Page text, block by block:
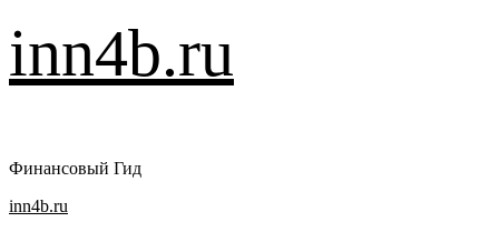
inn4b.ru
Финансовый Гид
Основное
inn4b.ru